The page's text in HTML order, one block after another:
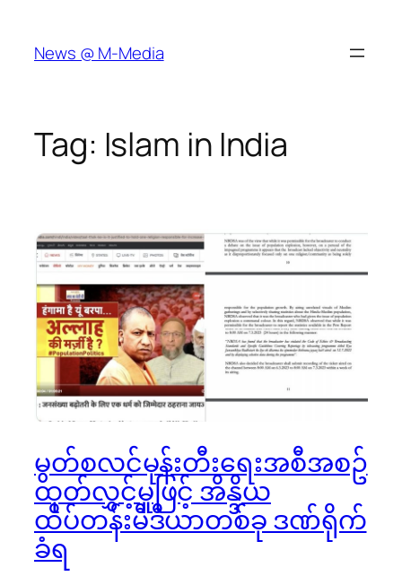
content
News @ M-Media
Tag: Islam in India
မွတ်စလင်မုန်းတီးရေးအစီအစဥ်
ထုတ်လွှင့်မှုဖြင့် အိန္ဒိယ
ထိပ်တန်းမီဒီယာတစ်ခု ဒဏ်ရိုက်
ခံရ